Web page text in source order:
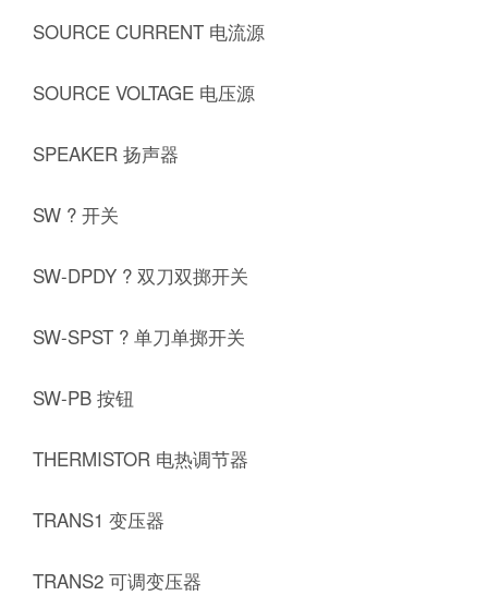
SOURCE CURRENT 电流源
SOURCE VOLTAGE 电压源
SPEAKER 扬声器
SW ? 开关
SW-DPDY ? 双刀双掷开关
SW-SPST ? 单刀单掷开关
SW-PB 按钮
THERMISTOR 电热调节器
TRANS1 变压器
TRANS2 可调变压器